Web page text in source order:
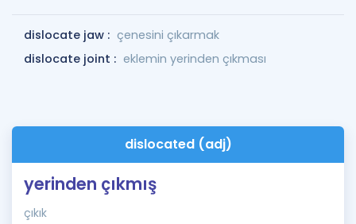
dislocate jaw : çenesini çıkarmak
dislocate joint : eklemin yerinden çıkması
dislocated (adj)
yerinden çıkmış
çıkık